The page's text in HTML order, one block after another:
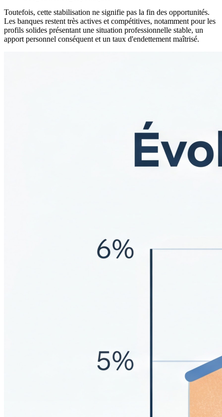
Toutefois, cette stabilisation ne signifie pas la fin des opportunités.
Les banques restent très actives et compétitives, notamment pour les
profils solides présentant une situation professionnelle stable, un
apport personnel conséquent et un taux d'endettement maîtrisé.